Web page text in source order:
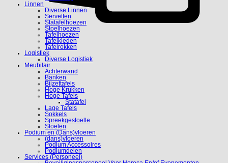
Linnen
Diverse Linnen
Servetten
Statafelhoezen
Stoelhoezen
Tafelhoezen
Tafelkleden
Tafelrokken
Logistiek
Diverse Logistiek
Meubilair
Achterwand
Banken
Bijzettafels
Hoge Krukken
Hoge Tafels
Statafel
Lage Tafels
Sokkels
Spreekgestoelte
Stoelen
Podium en (Dans)vloeren
(dans)vloeren
Podium Accessoires
Podiumdelen
Services (Personeel)